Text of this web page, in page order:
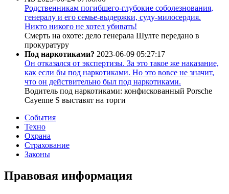
Родственникам погибшего-глубокие соболезнования,
генералу и его семье-выдержки, суду-милосердия.
Никто никого не хотел убивать!
Смерть на охоте: дело генерала Шулте передано в
прокуратуру
Под наркотиками? 2023-06-09 05:27:17
Он отказался от экспертизы. За это такое же наказание,
как если бы под наркотиками. Но это вовсе не значит,
что он действительно был под наркотиками.
Водитель под наркотиками: конфискованный Porsche
Cayenne S выставят на торги
События
Техно
Охрана
Страхование
Законы
Правовая информация